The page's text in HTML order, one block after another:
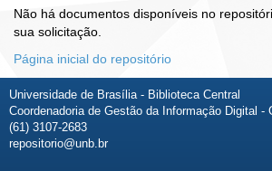
Não há documentos disponíveis no
sua solicitação.
Página inicial do repositório
Universidade de Brasília - Biblioteca Central
Coordenadoria de Gestão da Informação Digital -
(61) 3107-2683
repositorio@unb.br